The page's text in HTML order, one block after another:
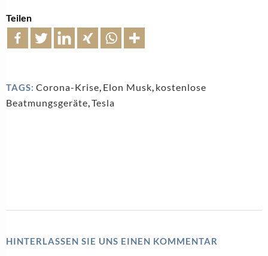
Teilen
TAGS: Corona-Krise, Elon Musk, kostenlose
Beatmungsgeräte,Tesla
HINTERLASSEN SIE UNS EINEN KOMMENTAR